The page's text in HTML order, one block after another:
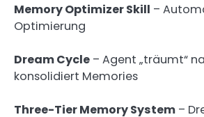
Memory Optimizer Skill –
Optimierung
Dream Cycle – Agent „träumt“
konsolidiert Memories
Three-Tier Memory System –